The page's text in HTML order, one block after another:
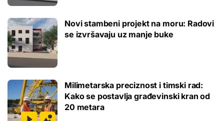
Novi stambeni projekt na moru: Radovi
se izvršavaju uz manje buke
Milimetarska preciznost i timski rad:
Kako se postavlja građevinski kran od
20 metara